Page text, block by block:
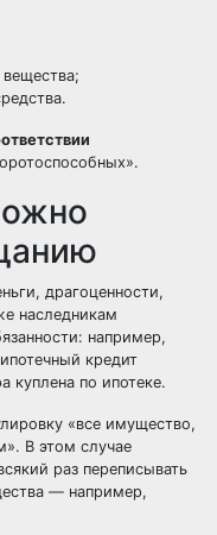
драгоценности,
наследникам
например,
кредит
куплена по ипотеке.
«все имущество,
В этом случае
раз переписывать
— например,